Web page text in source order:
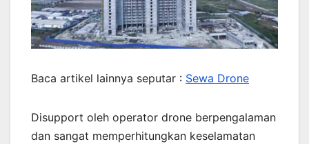
Baca artikel lainnya seputar : Sewa Drone
Disupport oleh operator drone berpengalaman
dan sangat memperhitungkan keselamatan